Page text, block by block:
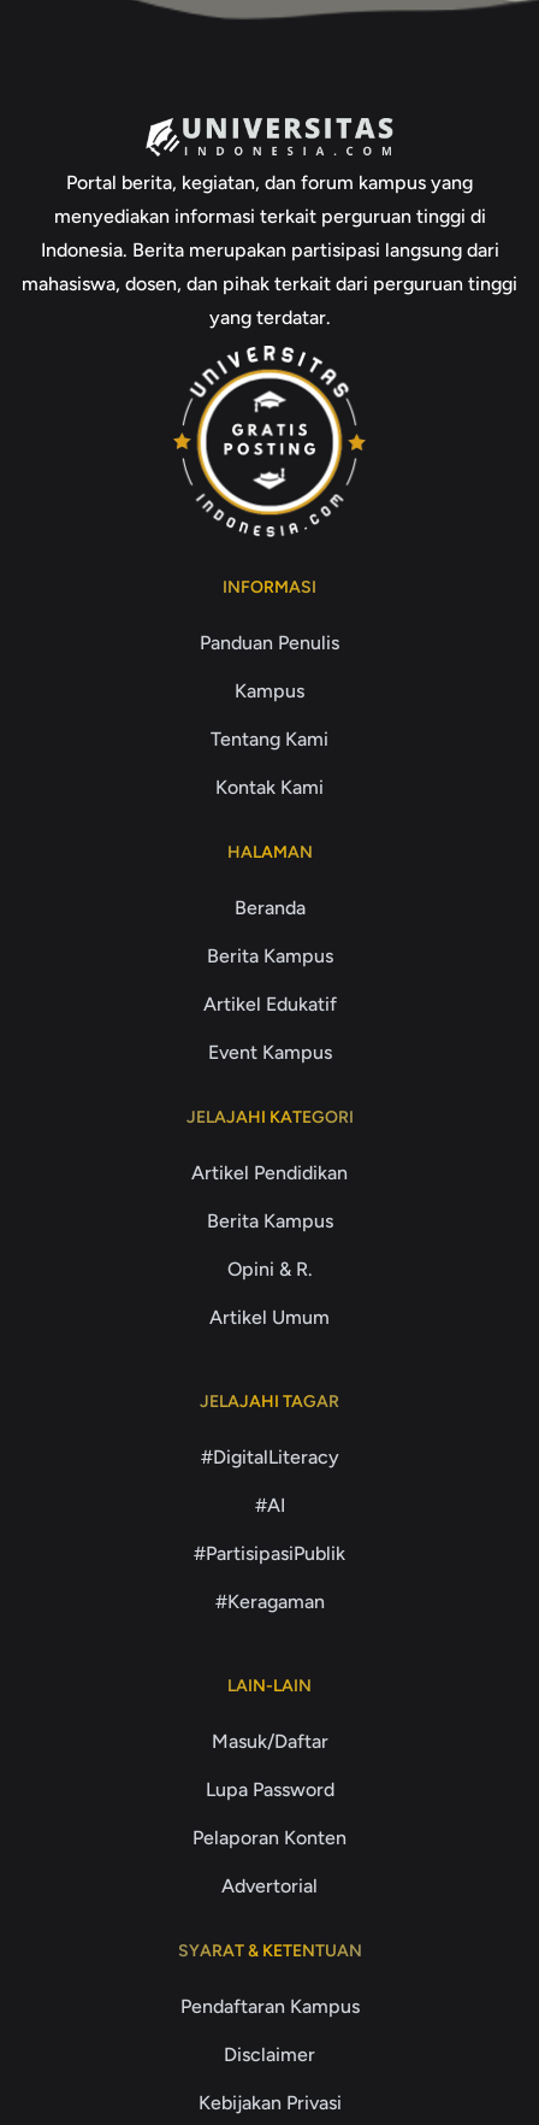
Portal berita, kegiatan, dan forum kampus yang
menyediakan informasi terkait perguruan tinggi di
Indonesia. Berita merupakan partisipasi langsung dari
mahasiswa, dosen, dan pihak terkait dari perguruan tinggi
yang terdatar.
INFORMASI
Panduan Penulis
Kampus
Tentang Kami
Kontak Kami
HALAMAN
Beranda
Berita Kampus
Artikel Edukatif
Event Kampus
JELAJAHI KATEGORI
Artikel Pendidikan
Berita Kampus
Opini & R.
Artikel Umum
JELAJAHI TAGAR
#DigitalLiteracy
#AI
#PartisipasiPublik
#Keragaman
LAIN-LAIN
Masuk/Daftar
Lupa Password
Pelaporan Konten
Advertorial
SYARAT & KETENTUAN
Pendaftaran Kampus
Disclaimer
Kebijakan Privasi